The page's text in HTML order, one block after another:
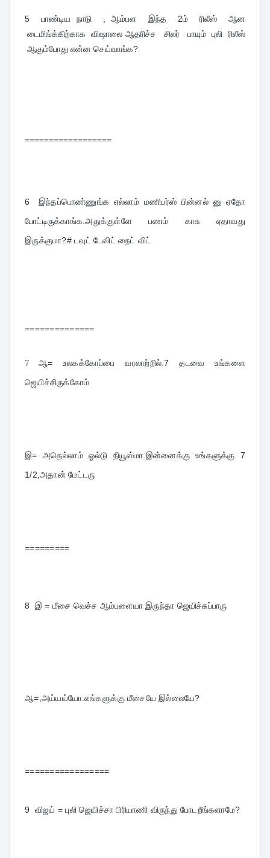
5பாண்டிய நாடு , ஆம்பள இந்த 2ம் ரிலீஸ் ஆன
டைமிங்க்கிற்காக விஷாலை ஆதரிச்ச சிலர் பாயும் புலி ரிலீஸ்
ஆகும்போது என்ன செய்வாங்க?
==================
6 இந்தப்பொண்ணுங்க எல்லாம் மணிபர்ஸ் பின்னல் னு ஏதோ
போட்டிருக்காங்க.அதுக்குள்ளே பணம் காசு ஏதாவது
இருக்குமா?# டவுட் டேவிட் நைட் விட்
==============
7
ஆ= உலகக்கோப்பை வரலாற்றில்.7 தடவை உங்களை
ஜெயிச்சிருக்கோம்
இ= அதெல்லாம் ஓல்டு நியூஸ்மா.இன்னைக்கு உங்களுக்கு 7
1/2,அதான் மேட்டரு
=========
8 இ = மீசை வெச்ச ஆம்பளையா இருந்தா ஜெயிச்சுப்பாரு
ஆ=,அய்யய்யோ.எங்களுக்கு மீசையே இல்லையே?
=================
9 விஜய் = புலி ஜெயிச்சா பிரியாணி விருந்து போடறீங்களாமே?